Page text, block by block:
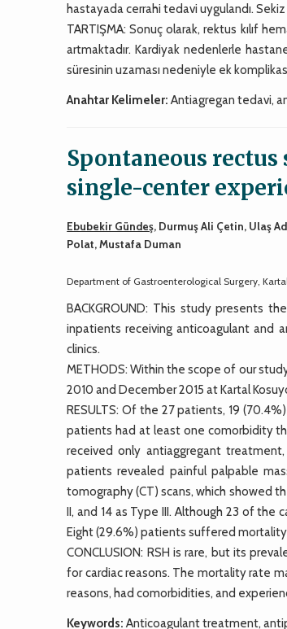
hastayada cerrahi tedavi uygulandı.
TARTIŞMA: Sonuç olarak, rektus kılıf
artmaktadır. Kardiyak nedenlerle
süresinin uzaması nedeniyle ek
Anahtar Kelimeler: Antiagregan tedavi,
Spontaneous
single-center
Ebubekir Gündeş, Durmuş Ali Çetin, Ulaş
Polat, Mustafa Duman
Department of Gastroenterological Surgery,
BACKGROUND: This study presents
inpatients receiving anticoagulant and
clinics.
METHODS: Within the scope of our
2010 and December 2015 at Kartal
RESULTS: Of the 27 patients, 19
patients had at least one comorbidity
received only antiaggregant
patients revealed painful palpable
tomography (CT) scans, which showed
II, and 14 as Type III. Although 23 of
Eight (29.6%) patients suffered
CONCLUSION: RSH is rare, but its
for cardiac reasons. The mortality rate
reasons, had comorbidities, and
Keywords: Anticoagulant treatment,